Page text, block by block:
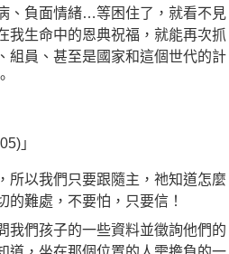
、負面情緒…等困住了，就看不見
我生命中的恩典祝福，就能再次抓
組員、甚至是國家和這個世代的計
」
所以我們只要跟隨主，祂知道怎麼
的難處，不要怕，只要信！
我們孩子的一些資料並徵詢他們的